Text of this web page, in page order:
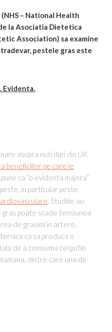
– National Health
la Asociatia Dietetica
Association) sa examine
pestele gras este
Evidenta.
asupra nutritiei din UK
beneficiilor pe care le
ca “o evidenta majora”
in particular peste
. Studiile au
gras poate scade tensiunea
de grasimi in artere.
ca sa produca o
de a comsuma cel putin
dintre care una de